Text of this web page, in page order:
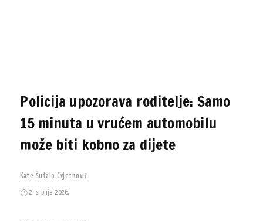
Policija upozorava roditelje: Samo
15 minuta u vrućem automobilu
može biti kobno za dijete
Kate Šutalo Cvjetković
2. srpnja 2026.